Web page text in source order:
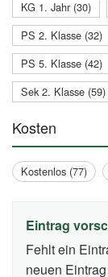
KG 1. Jahr (30)
PS 2. Klasse (32)
PS 5. Klasse (42)
Sek 2. Klasse (59)
Kosten
Kostenlos (77)
Eintrag
Fehlt ein
neuen